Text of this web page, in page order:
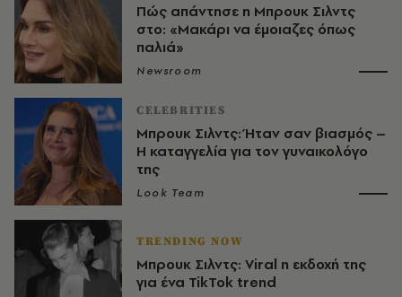
Πώς απάντησε η Μπρουκ Σιλντς
στο: «Μακάρι να έμοιαζες όπως
παλιά»
Newsroom
CELEBRITIES
Μπρουκ Σιλντς: Ήταν σαν βιασμός –
Η καταγγελία για τον γυναικολόγο
της
Look Team
TRENDING NOW
Μπρουκ Σιλντς: Viral η εκδοχή της
για ένα TikTok trend